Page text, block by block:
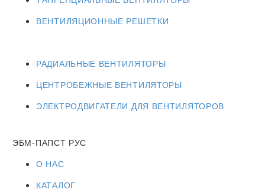
ВЕНТИЛЯЦИОННЫЕ РЕШЕТКИ
РАДИАЛЬНЫЕ ВЕНТИЛЯТОРЫ
ЦЕНТРОБЕЖНЫЕ ВЕНТИЛЯТОРЫ
ЭЛЕКТРОДВИГАТЕЛИ ДЛЯ ВЕНТИЛЯТОРОВ
ЭБМ-ПАПСТ РУС
О НАС
КАТАЛОГ